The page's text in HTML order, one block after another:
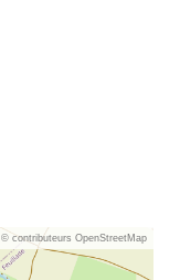
© contributeurs OpenStreetMap